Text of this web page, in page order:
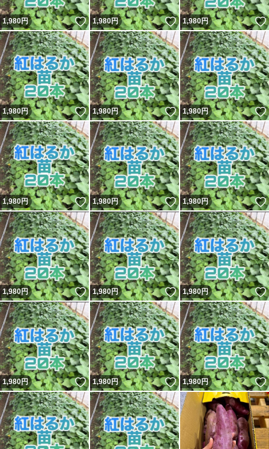
1,980円 いいね！
1,980円 いいね！
1,980円
1,980円 いいね！
1,980円 いいね！
1,980円
1,980円 いいね！
1,980円 いいね！
1,980円
1,980円 いいね！
1,980円 いいね！
1,980円
1,980円 いいね！
1,980円 いいね！
1,980円